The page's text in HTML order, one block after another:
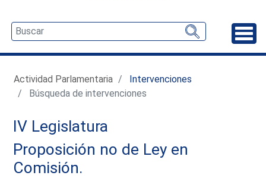
Actividad Parlamentaria
Intervenciones
Búsqueda de intervenciones
IV Legislatura
Proposición no de Ley en
Comisión.